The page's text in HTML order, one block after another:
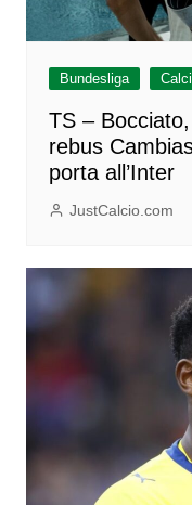
Bundesliga
TS –
rebus
porta all’Inter
JustCalcio.com